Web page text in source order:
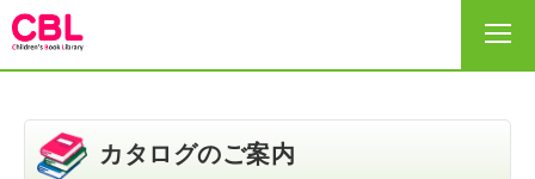
カタログのご案内